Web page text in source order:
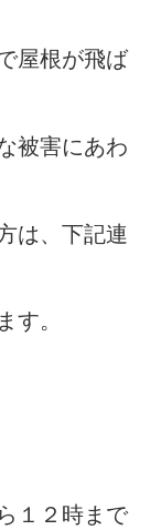
屋根が飛ば
被害にあわ
は、下記連
す。
１２時まで